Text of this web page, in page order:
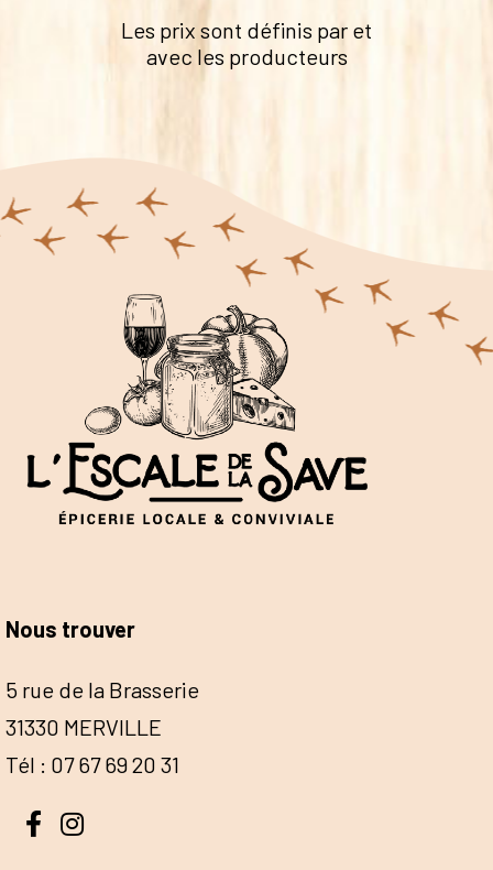
Les prix sont définis par et
avec les producteurs
Nous trouver
5 rue de la Brasserie
31330 MERVILLE
Tél : 07 67 69 20 31